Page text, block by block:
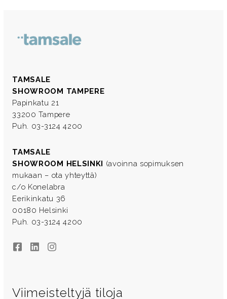
TAMSALE
SHOWROOM TAMPERE
Papinkatu 21
33200 Tampere
Puh. 03-3124 4200
TAMSALE
SHOWROOM HELSINKI (avoinna sopimuksen
mukaan – ota yhteyttä)
c/o Konelabra
Eerikinkatu 36
00180 Helsinki
Puh. 03-3124 4200
FacebookLinkedInInstagram
Viimeisteltyjä tiloja